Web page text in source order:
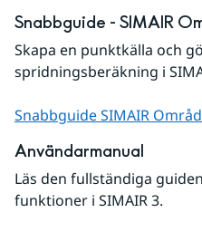
Snabbguide - SIMAIR
Skapa en punktkälla och
spridningsberäkning i
Snabbguide SIMAIR
Användarmanual
Läs den fullständiga
funktioner i SIMAIR 3.